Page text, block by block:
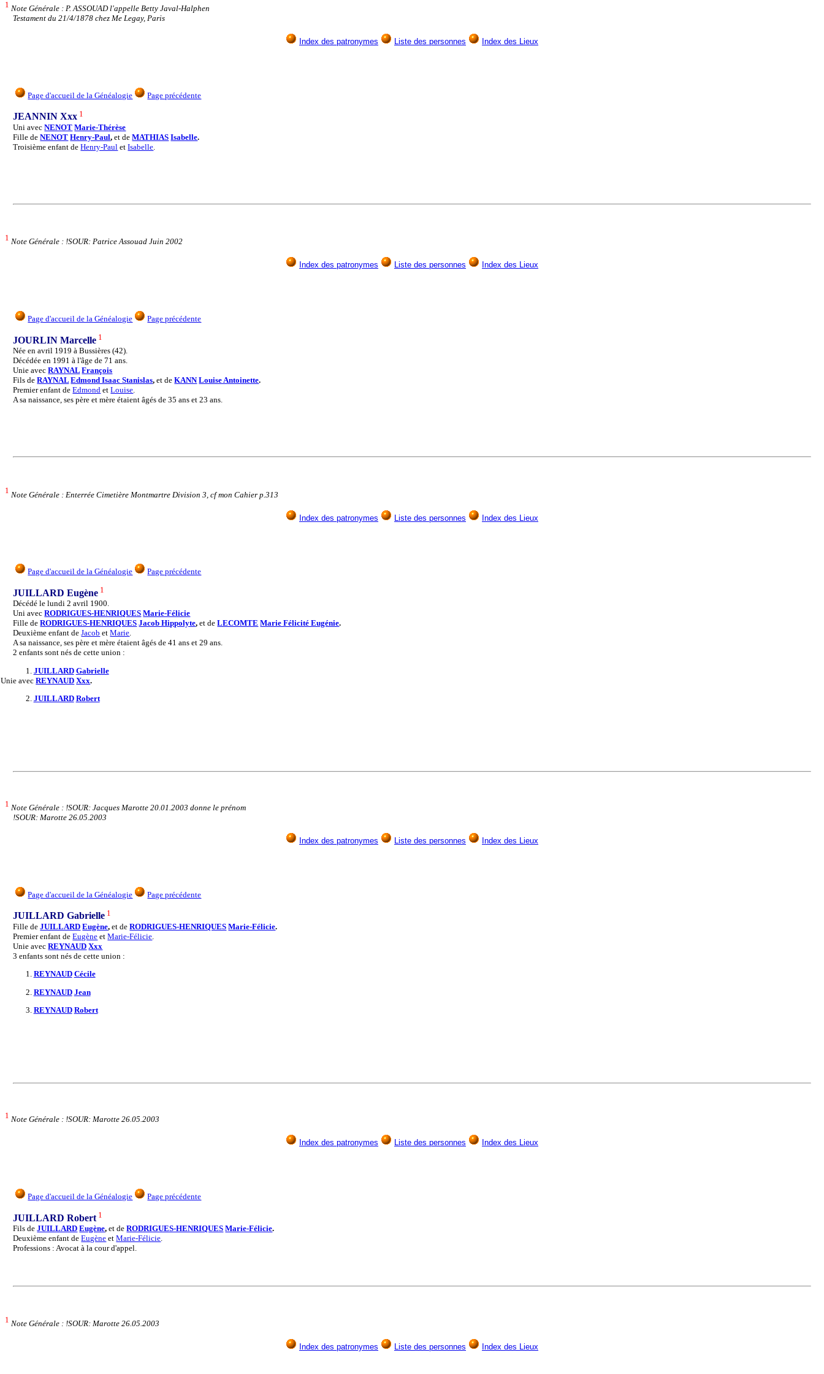
1 Note Générale : P. ASSOUAD l'appelle Betty Javal-Halphen
Testament du 21/4/1878 chez Me Legay, Paris
Index des patronymes Liste des personnes Index des Lieux
Page d'accueil de la Généalogie Page précédente
JEANNIN Xxx 1
Uni avecNENOT Marie-Thérèse
Fille deNENOT Henry-Paul,et deMATHIAS Isabelle.
Troisième enfant deHenry-Paul etIsabelle
1 Note Générale : !SOUR: Patrice Assouad Juin 2002
Index des patronymes Liste des personnes Index des Lieux
Page d'accueil de la Généalogie Page précédente
JOURLIN Marcelle 1
Née en avril 1919 à Bussières (42).
Décédée en 1991 à l'âge de 71 ans.
Unie avecRAYNAL François
Fils deRAYNAL Edmond Isaac Stanislas,et deKANN Louise Antoinette.
Premier enfant deEdmond etLouise
A sa naissance, ses père et mère étaient âgés de 35 ans et 23 ans.
1 Note Générale : Enterrée Cimetière Montmartre Division 3, cf mon Cahier p.313
Index des patronymes Liste des personnes Index des Lieux
Page d'accueil de la Généalogie Page précédente
JUILLARD Eugène 1
Décédé le lundi 2 avril 1900.
Uni avecRODRIGUES-HENRIQUES Marie-Félicie
Fille deRODRIGUES-HENRIQUES Jacob Hippolyte,et deLECOMTE Marie Félicité Eugénie.
Deuxième enfant deJacob etMarie.
A sa naissance, ses père et mère étaient âgés de 41 ans et 29 ans.
2 enfants sont nés de cette union :
1. JUILLARD Gabrielle
Unie avecREYNAUD Xxx.
2. JUILLARD Robert
1 Note Générale : !SOUR: Jacques Marotte 20.01.2003 donne le prénom
!SOUR: Marotte 26.05.2003
Index des patronymes Liste des personnes Index des Lieux
Page d'accueil de la Généalogie Page précédente
JUILLARD Gabrielle 1
Fille deJUILLARD Eugène,et deRODRIGUES-HENRIQUES Marie-Félicie.
Premier enfant deEugène etMarie-Félicie
Unie avecREYNAUD Xxx
3 enfants sont nés de cette union :
1. REYNAUD Cécile
2. REYNAUD Jean
3. REYNAUD Robert
1 Note Générale : !SOUR: Marotte 26.05.2003
Index des patronymes Liste des personnes Index des Lieux
Page d'accueil de la Généalogie Page précédente
JUILLARD Robert 1
Fils deJUILLARD Eugène,et deRODRIGUES-HENRIQUES Marie-Félicie.
Deuxième enfant deEugène etMarie-Félicie
Professions : Avocat à la cour d'appel.
1 Note Générale : !SOUR: Marotte 26.05.2003
Index des patronymes Liste des personnes Index des Lieux